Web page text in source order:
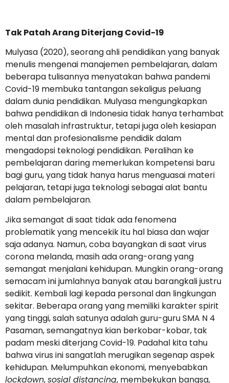
Tak Patah Arang Diterjang Covid-19
Mulyasa (2020), seorang ahli pendidikan yang banyak
menulis mengenai manajemen pembelajaran, dalam
beberapa tulisannya menyatakan bahwa pandemi
Covid-19 membuka tantangan sekaligus peluang
dalam dunia pendidikan. Mulyasa mengungkapkan
bahwa pendidikan di Indonesia tidak hanya terhambat
oleh masalah infrastruktur, tetapi juga oleh kesiapan
mental dan profesionalisme pendidik dalam
mengadopsi teknologi pendidikan. Peralihan ke
pembelajaran daring memerlukan kompetensi baru
bagi guru, yang tidak hanya harus menguasai materi
pelajaran, tetapi juga teknologi sebagai alat bantu
dalam pembelajaran.
Jika semangat di saat tidak ada fenomena
problematik yang mencekik itu hal biasa dan wajar
saja adanya. Namun, coba bayangkan di saat virus
corona melanda, masih ada orang-orang yang
semangat menjalani kehidupan. Mungkin orang-orang
semacam ini jumlahnya banyak atau barangkali justru
sedikit. Kembali lagi kepada personal dan lingkungan
sekitar. Beberapa orang yang memiliki karakter spirit
yang tinggi, salah satunya adalah guru-guru SMA N 4
Pasaman, semangatnya kian berkobar-kobar, tak
padam meski diterjang Covid-19. Padahal kita tahu
bahwa virus ini sangatlah merugikan segenap aspek
kehidupan. Melumpuhkan ekonomi, menyebabkan
lockdown,sosial distancing, membekukan bangsa,